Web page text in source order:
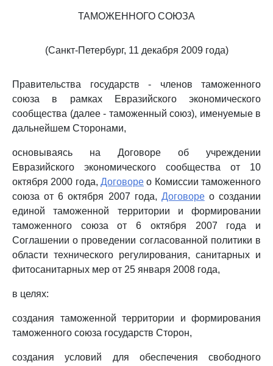
ТАМОЖЕННОГО СОЮЗА
(Санкт-Петербург, 11 декабря 2009 года)
Правительства государств - членов таможенного
союза в рамках Евразийского экономического
сообщества (далее - таможенный союз), именуемые в
дальнейшем Сторонами,
основываясь на Договоре об учреждении
Евразийского экономического сообщества от 10
октября 2000 года, Договоре о Комиссии таможенного
союза от 6 октября 2007 года, Договорео создании
единой таможенной территории и формировании
таможенного союза от 6 октября 2007 года и
Соглашении о проведении согласованной политики в
области технического регулирования, санитарных и
фитосанитарных мер от 25 января 2008 года,
в целях:
создания таможенной территории и формирования
таможенного союза государств Сторон,
создания условий для обеспечения свободного